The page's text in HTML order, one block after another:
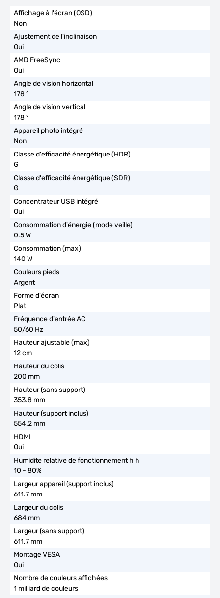
Non
Oui
Oui
178 °
178 °
Non
G
G
Oui
0.5 W
140 W
Argent
Plat
50/60 Hz
12 cm
200 mm
353.8 mm
554.2 mm
Oui
10 - 80%
611.7 mm
684 mm
611.7 mm
Oui
1 milliard de couleurs